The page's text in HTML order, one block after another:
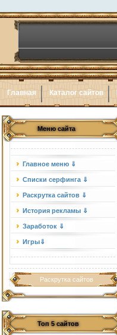
Главная Каталог сайтов
Меню сайта
Главное меню ⇓
Списки серфинга ⇓
Раскрутка сайтов ⇓
История рекламы ⇓
Заработок ⇓
Игры⇓
Раскрутка сайтов
Топ 5 сайтов